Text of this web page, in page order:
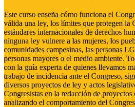
Este curso enseña cómo funciona el
válida una ley, los límites que protegen la
estándares internacionales de derechos
ninguna ley vulnere a las mujeres, los
comunidades campesinas, las personas
personas mayores o el medio ambiente.
con la guía experta de quienes llevamos
trabajo de incidencia ante el Congreso,
diversos proyectos de ley y actos
Congresistas en la redacción de
analizando el comportamiento del